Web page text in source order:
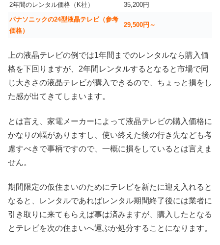
2年間のレンタル価格（K社）
35,200円
パナソニックの24型液晶テレビ（参考
価格）
29,500円～
上の液晶テレビの例では1年間までのレンタルなら購入価
格を下回りますが、2年間レンタルするとなると市場で同
じ大きさの液晶テレビが購入できるので、ちょっと損をし
た感が出てきてしまいます。
とは言え、家電メーカーによって液晶テレビの購入価格に
かなりの幅がありますし、使い終えた後の行き先なども考
慮すべきで事柄ですので、一概に損をしているとは言えま
せん。
期間限定の仮住まいのためにテレビを新たに迎え入れると
なると、レンタルであればレンタル期間終了後には業者に
引き取りに来てもらえば事は済みますが、購入したとなる
とテレビを次の住まいへ運ぶか処分することになります。